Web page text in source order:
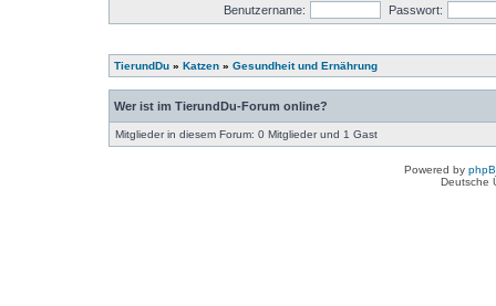
Benutzername: Passwort:
TierundDu » Katzen » Gesundheit und Ernährung
Wer ist im TierundDu-Forum online?
Mitglieder in diesem Forum: 0 Mitglieder und 1 Gast
Powered by
Deutsche